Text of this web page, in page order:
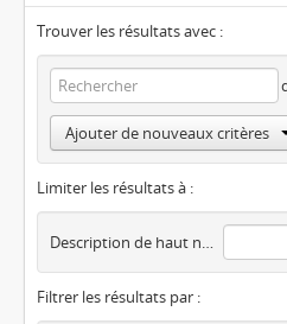
Trouver les résultats avec :
Ajouter de nouveaux critères
Limiter les résultats à :
Description de haut niveau
Filtrer les résultats par :